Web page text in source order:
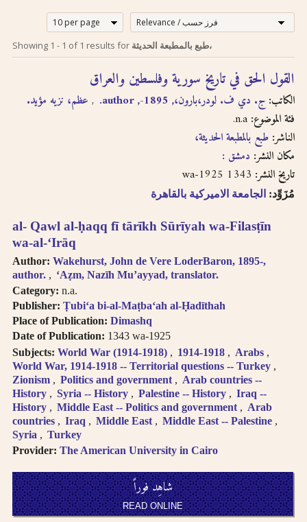
Search tips in
Arabic
transliteration
Searches you
of the books. As
searching
technologies for
Arabic OCR develop,
we intend to
introduce full-text
searching.
Books in multi-
volume works
appear as separate
search results. In
the book viewer,
click on “view
related titles” to
read the other
volumes.
Click on hyper-
linked metadata to
find other books in
the same category.
إرشادات للبحث لدى
استخدام الترجمة
الصوتية بالحروف
اللاتينية
إن عملية البحث التي تجريها في
هذا الموقع تعطي وصف
ببليوغرافي عن الكتاب
المسترجع باللغتين العربية
والانجليزية ولكنها لا تقدّم
إمكانية البحث بالنص الكامل.
عندما تتطوّر إمكانية استخدام
تقنيّة التعرّف الضوئي على
النصوص المرقمنة للكتب
العنا وين المتعددة الأجزاء تظهر
في نتائج البحث منفصلة
اضغط على “شاهد العناوين
المتعلقة” لتقرأ بقية الأجزاء
اضغط على الروابط لمزيد من
الترجمة الصوتية بالحروف
اللاتينية تتبعنظام مكتبة
Showing 1 - 1 of 1 results for طبع بالمطبعة الحديثة،
al- Qawl al-ḥaqq fī tārīkh Sūrīyah wa-Filasṭīn
wa-al-ʻIrāq
Author: Wakehurst, John de Vere LoderBaron, 1895-,
author.
ʻAẓm, Nazīh Muʼayyad, translator.
Category: n.a.
Publisher: Ṭubiʻa bi-al-Maṭbaʻah al-Ḥadīthah
Place of Publication: Dimashq
Date of Publication: 1343 wa-1925
Subjects: World War (1914-1918) 1914-1918
Arabs
World War, 1914-1918 -- Territorial questions -- Turkey
Zionism
Politics and government
Arab countries --
History
Syria -- History Palestine -- History
Iraq --
History
Middle East -- Politics and government
Arab
countries
Iraq Middle East
Middle East -- Palestine
Syria
Turkey
Provider: The American University in Cairo
شاهِد فوراً
READ ONLINE
القول الحق في تاريخ سورية وفلسطين والعراق
الكاتب: ج. دي ف. لودر،بارون،, 1895-, author.
عظم، نزيه مؤيد.
فئة الموضوع:
الناشر: طبع بالمطبعة الحديثة،
مكان النشر: دمشق :
تاريخ النشر:
مُزَوِّد: الجامعة الاميركية بالقاهرة